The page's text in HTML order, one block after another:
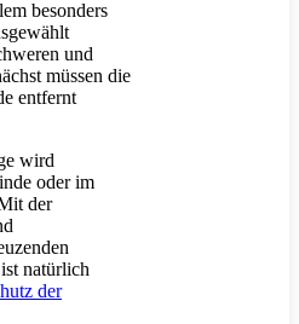
besonders
und
müssen die
entfernt
wird
oder im
der
natürlich
der